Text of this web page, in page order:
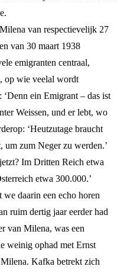
van respectievelijk 27
van 30 maart 1938
emigranten centraal,
op wie veelal wordt
ein Emigrant – das ist
Weissen, und er lebt, wo
‘Heutzutage braucht
zum Neger zu werden.’
Im Dritten Reich etwa
etwa 300.000.’
we daarin een echo horen
ruim dertig jaar eerder had
van Milena, was een
weinig ophad met Ernst
Kafka betrekt zich